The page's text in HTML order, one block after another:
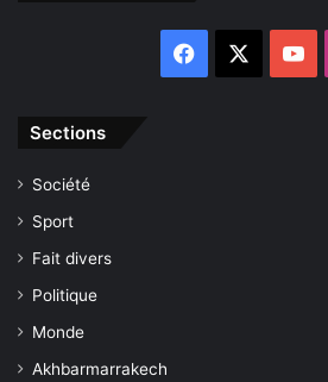
Facebook
Sections
Société
Sport
Fait divers
Politique
Monde
Akhbarmarrakech